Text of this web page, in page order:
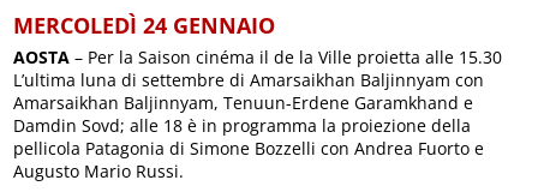
MERCOLEDÌ 24 GENNAIO
AOSTA – Per la Saison cinéma il de la Ville proietta alle 15.30
L’ultima luna di settembre di Amarsaikhan Baljinnyam con
Amarsaikhan Baljinnyam, Tenuun-Erdene Garamkhand e
Damdin Sovd; alle 18 è in programma la proiezione della
pellicola Patagonia di Simone Bozzelli con Andrea Fuorto e
Augusto Mario Russi.